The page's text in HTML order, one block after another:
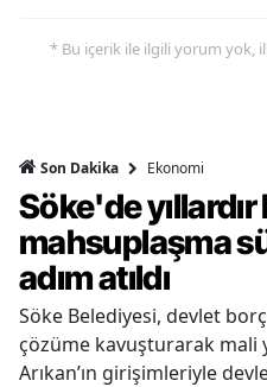
* Bu içerik ile ilgili yorum yok,
Son Dakika Ekonomi
Söke'de
mahsuplaşma
adım atıldı
Söke Belediyesi, devlet
çözüme kavuşturarak mali
Arıkan’ın girişimleriyle